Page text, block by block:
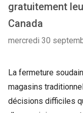
gratuitement
Canada
mercredi 30
La fermeture
magasins
décisions difficiles